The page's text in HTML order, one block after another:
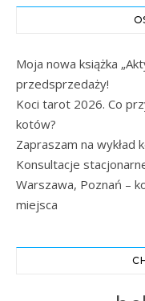
Moja nowa książka
przedsprzedaży!
Koci tarot 2026. Co
kotów?
Zapraszam na wykład
Konsultacje
Warszawa, Poznań –
miejsca